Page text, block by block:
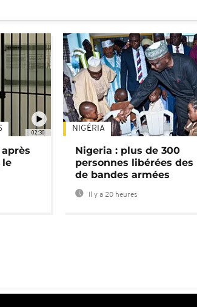
02:30
le
NIGÉRIA
Nigeria : plus de 300
personnes libérées des
de bandes armées
Il y a 20 heures